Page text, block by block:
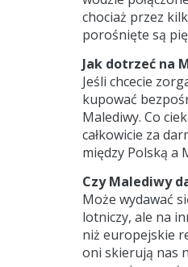
chociaż przez
porośnięte są
Jak dotrzeć na
Jeśli chcecie
kupować
Malediwy. Co
całkowicie za
między Polską a
Czy Malediwy
Może wydawać
lotniczy, ale na
niż europejskie
oni skierują nas